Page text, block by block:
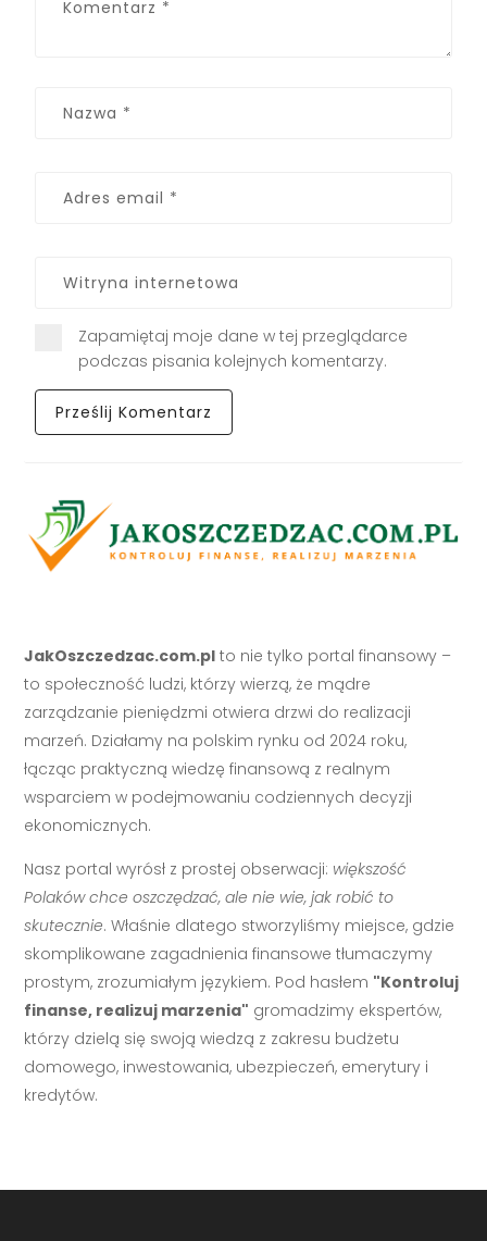
Zapamiętaj moje dane w tej przeglądarce
podczas pisania kolejnych komentarzy.
JakOszczedzac.com.pl to nie tylko portal finansowy –
to społeczność ludzi, którzy wierzą, że mądre
zarządzanie pieniędzmi otwiera drzwi do realizacji
marzeń. Działamy na polskim rynku od 2024 roku,
łącząc praktyczną wiedzę finansową z realnym
wsparciem w podejmowaniu codziennych decyzji
ekonomicznych.
Nasz portal wyrósł z prostej obserwacji: większość
Polaków chce oszczędzać, ale nie wie, jak robić to
skutecznie. Właśnie dlatego stworzyliśmy miejsce, gdzie
skomplikowane zagadnienia finansowe tłumaczymy
prostym, zrozumiałym językiem. Pod hasłem "Kontroluj
finanse, realizuj marzenia" gromadzimy ekspertów,
którzy dzielą się swoją wiedzą z zakresu budżetu
domowego, inwestowania, ubezpieczeń, emerytury i
kredytów.